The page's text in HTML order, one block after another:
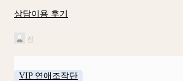
상담이용 후기
진
VIP 연애조작단